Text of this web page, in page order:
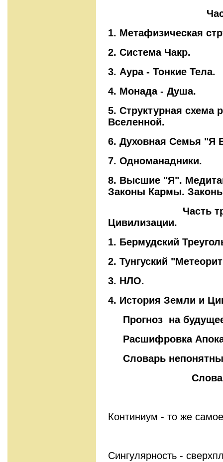
Часть
1. Метафизическая
2. Система Чакр.
3. Аура - Тонкие Тела.
4. Монада - Душа.
5. Структурная схема
Вселенной.
6. Духовная Семья "Я
7. Одноманадники.
8. Высшие "Я".
Законы Кармы.
Часть третья
Цивилизации.
1. Бермудский
2. Тунгуский
3. НЛО.
4. История Земли и
Прогноз на
Расшифровка
Словарь
Словарь
Континиум - то же
Сингулярность -